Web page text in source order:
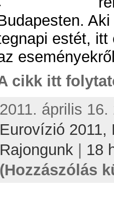
estét, itt
cikk itt
2011. április
Eurovízió 2011,
Rajongunk
18
(Hozzászólás